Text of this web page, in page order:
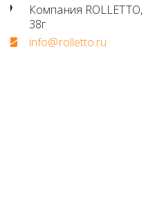
Компания ROLLETTO,
38г
info@rolletto.ru